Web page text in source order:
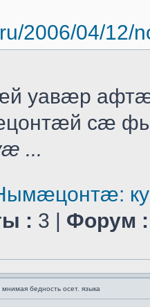
2006/04/12/
уавæр
сæ
...
: 3 | Форум :
бедность осет. языка